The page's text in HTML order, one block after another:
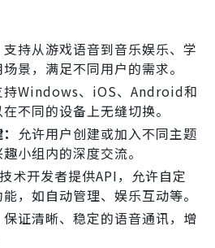
支持从游戏语音到音乐娱乐、学
景，满足不同用户的需求。
持Windows、iOS、Android和
不同的设备上无缝切换。
允许用户创建或加入不同主题
小组内的深度交流。
术开发者提供API，允许自定
，如自动管理、娱乐互动等。
保证清晰、稳定的语音通讯，增